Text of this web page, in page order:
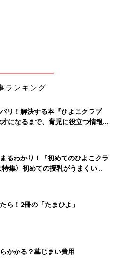
ランキング
リ！解決する本『ひよこクラブ
になるまで、育児に役立つ情報が
るわかり！『初めてのひよこクラ
集〉初めての授乳がうまくい
クの基本と夏のトラブル 解決テ
ら！2冊の「たまひよ」
かかる？墓じまい費用